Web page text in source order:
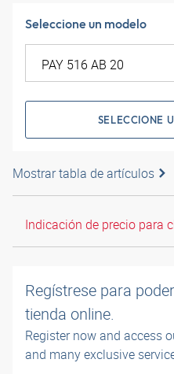
Seleccione un modelo
SELECCIONE
Mostrar tabla de artículos
Indicación de precio para
Regístrese para
tienda online.
Register now and access
and many exclusive